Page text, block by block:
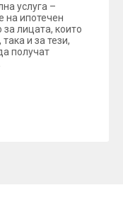
услуга –
на ипотечен
лицата, които
и за тези,
получат